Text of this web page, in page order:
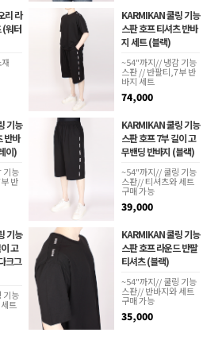
리 라
(워터
KARMIKAN 쿨링 기능
스판 호프 티셔츠 반바
지 세트 (블랙)
~54"까지// 냉감 기능
스판 // 반팔티,7부 반
바지 세트
74,000
기능
반바
이)
기능
반
KARMIKAN 쿨링 기능
스판 호프 7부 길이 고
무밴딩 반바지 (블랙)
~54"까지// 쿨링 기능
스판// 티셔츠와 세트
구매 가능
39,000
기능
고
크그
기능
트
KARMIKAN 쿨링 기능
스판 호프 라운드 반팔
티셔츠 (블랙)
~54"까지// 쿨링 기능
스판// 반바지와 세트
구매 가능
35,000